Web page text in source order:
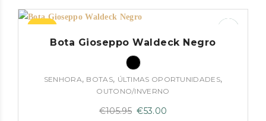
–50%
Bota Gioseppo Waldeck Negro
SENHORA, BOTAS, ÚLTIMAS OPORTUNIDADES,
OUTONO/INVERNO
€105.95 O
€53.00